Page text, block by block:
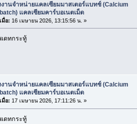
งานจำหน่ายแคลเซียมมาสเตอร์แบทช์ (Calcium
แคลเซียมคาร์บอเนตเม็ด
มื่อ: 16 เมษายน 2026, 13:15:56 น. »
ดทกระทู้
งานจำหน่ายแคลเซียมมาสเตอร์แบทช์ (Calcium
แคลเซียมคาร์บอเนตเม็ด
มื่อ: 17 เมษายน 2026, 17:11:26 น. »
ดทกระทู้